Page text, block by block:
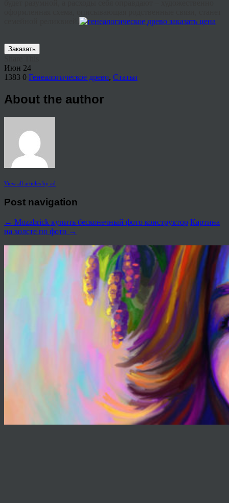
Заказать
Июн 24
1383 0 Генеалогическое древо, Статьи
About the author
View all articles by ad
Post navigation
← Mozabrick купить бесконечный фото конструктор Картина
на холсте по фото →